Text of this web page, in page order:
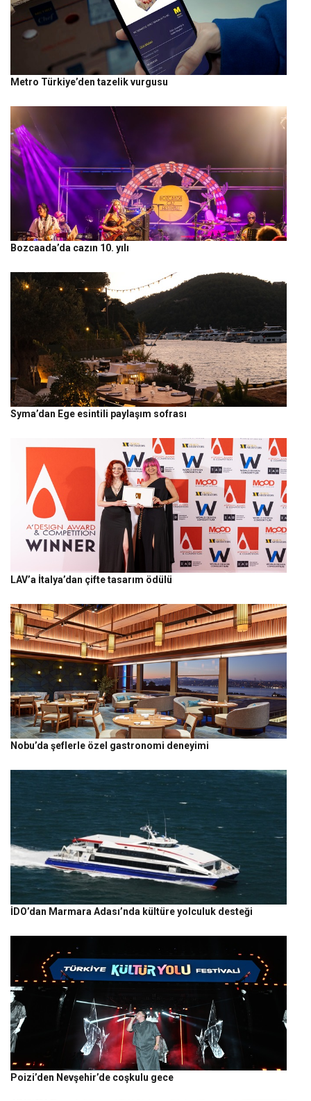
Metro Türkiye’den tazelik vurgusu
Bozcaada’da cazın 10. yılı
Syma’dan Ege esintili paylaşım sofrası
LAV’a İtalya’dan çifte tasarım ödülü
Nobu’da şeflerle özel gastronomi deneyimi
İDO’dan Marmara Adası’nda kültüre yolculuk desteği
Poizi’den Nevşehir’de coşkulu gece